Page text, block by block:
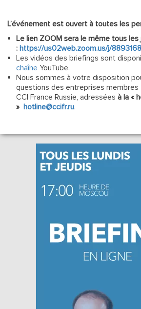
L’événement est ouvert à toutes les
Le lien ZOOM sera le même tous les
: https://us02web.zoom.us/j/
Les vidéos des briefings sont
chaîne YouTube.
Nous sommes à votre disposition
questions des entreprises membres
CCI France Russie, adressées à la «
» hotline@ccifr.ru.